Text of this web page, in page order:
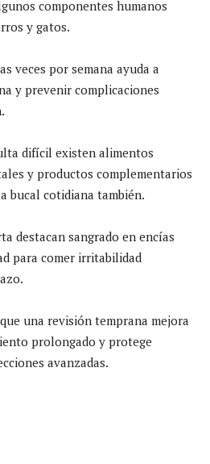
componentes humanos
y gatos.
veces por semana ayuda a
y prevenir complicaciones
difícil existen alimentos
y productos complementarios
bucal cotidiana también.
destacan sangrado en encías
para comer irritabilidad
una revisión temprana mejora
prolongado y protege
avanzadas.